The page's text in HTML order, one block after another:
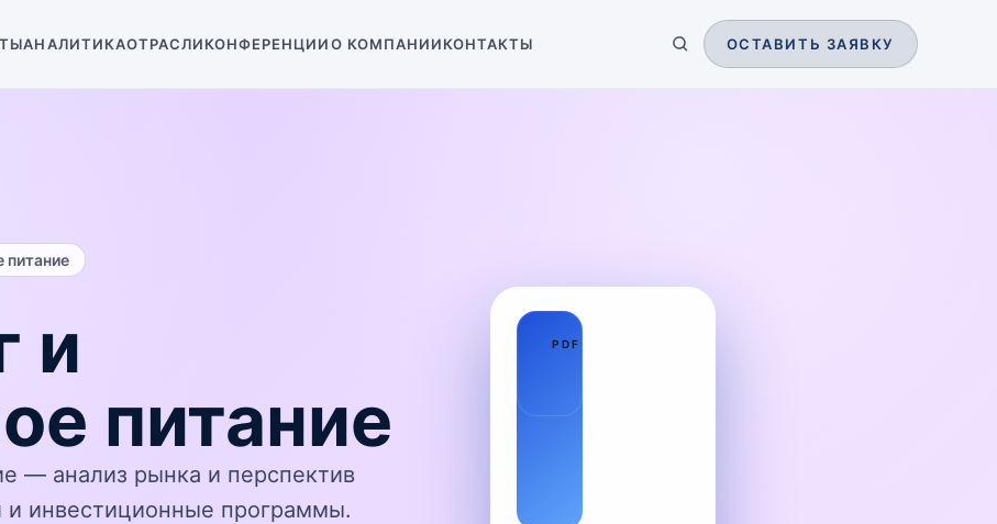
АНАЛИТИКАОТРАСЛИКОНФЕРЕНЦИИО КОМПАНИИКОНТАКТЫ ОСТАВИТЬ ЗАЯВКУ
питание
и
питание
— анализ рынка и перспектив
и инвестиционные программы.
PDF